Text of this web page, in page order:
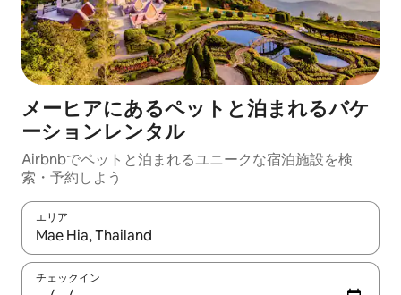
メーヒアにあるペットと泊まれるバケ
ーションレンタル
Airbnbでペットと泊まれるユニークな宿泊施設を検
索・予約しよう
エリア
検索結果が表示されたら、上下の矢印キーを使って移動するか
チェックイン